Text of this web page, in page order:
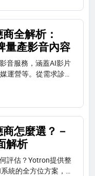
全解析：
量產影音內容
音服務，涵蓋AI影片
運營等。從需求診斷
怎麼選？－
解析
評估？Yotron提供整
統的全方位方案，從